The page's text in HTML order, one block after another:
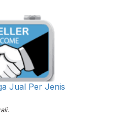
Jual Per Jenis